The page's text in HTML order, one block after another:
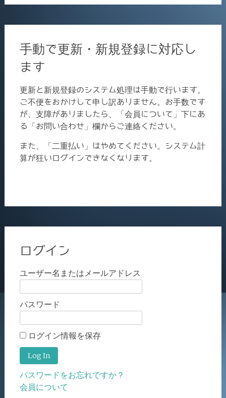
手動で更新・新規登録に対応し
ます
更新と新規登録のシステム処理は手動で行います。
ご不便をおかけして申し訳ありません。お手数です
が、支障がありましたら、「会員について」下にあ
る「お問い合わせ」欄からご連絡ください。
また、「二重払い」はやめてください。システム計
算が狂いログインできなくなります。
ログイン
ユーザー名またはメールアドレス
パスワード
ログイン情報を保存
パスワードをお忘れですか？
会員について